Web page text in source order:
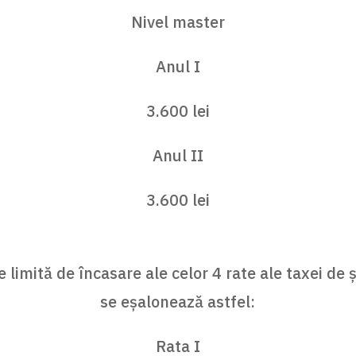
Nivel master
Anul I
3.600 lei
Anul II
3.600 lei
limită de încasare ale celor 4 rate ale taxei de
se eşalonează astfel:
Rata I